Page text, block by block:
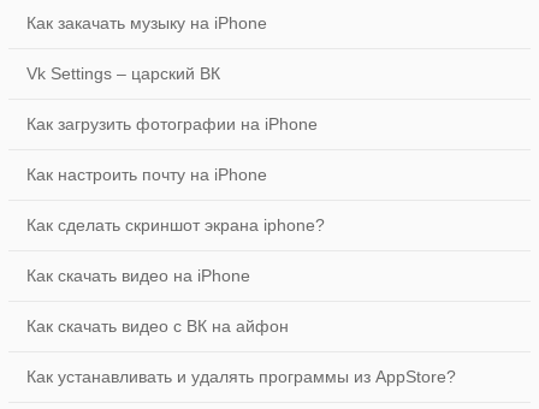
Как закачать музыку на iPhone
Vk Settings – царский ВК
Как загрузить фотографии на iPhone
Как настроить почту на iPhone
Как сделать скриншот экрана iphone?
Как скачать видео на iPhone
Как скачать видео с ВК на айфон
Как устанавливать и удалять программы из AppStore?